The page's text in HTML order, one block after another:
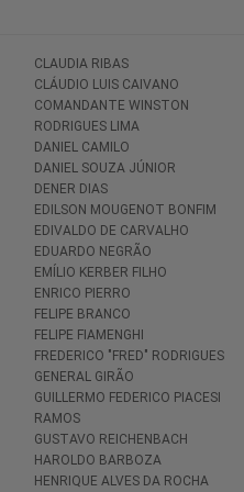
CLAUDIA RIBAS
CLÁUDIO LUIS CAIVANO
COMANDANTE WINSTON
RODRIGUES LIMA
DANIEL CAMILO
DANIEL SOUZA JÚNIOR
DENER DIAS
EDILSON MOUGENOT BONFIM
EDIVALDO DE CARVALHO
EDUARDO NEGRÃO
EMÍLIO KERBER FILHO
ENRICO PIERRO
FELIPE BRANCO
FELIPE FIAMENGHI
FREDERICO "FRED" RODRIGUES
GENERAL GIRÃO
GUILLERMO FEDERICO PIACESI
RAMOS
GUSTAVO REICHENBACH
HAROLDO BARBOZA
HENRIQUE ALVES DA ROCHA